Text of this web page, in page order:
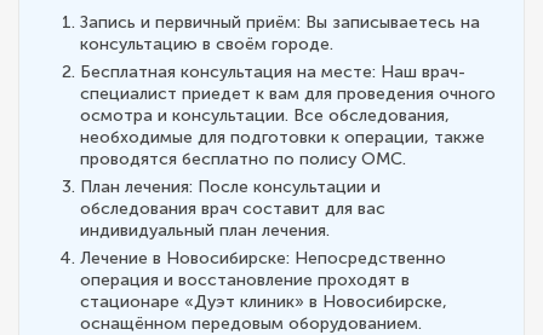
Запись и первичный приём: Вы записываетесь на
консультацию в своём городе.
Бесплатная консультация на месте: Наш врач-
специалист приедет к вам для проведения очного
осмотра и консультации. Все обследования,
необходимые для подготовки к операции, также
проводятся бесплатно по полису ОМС.
План лечения: После консультации и
обследования врач составит для вас
индивидуальный план лечения.
Лечение в Новосибирске: Непосредственно
операция и восстановление проходят в
стационаре «Дуэт клиник» в Новосибирске,
оснащённом передовым оборудованием.